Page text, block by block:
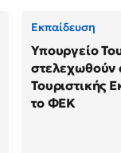
Εκπαίδευση
Υπουργείο
στελεχωθούν
Τουριστικής
το ΦΕΚ